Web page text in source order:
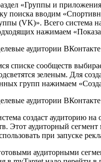
«Группы и
поиска вводим
(VK)». Всего система
нажимаем
списке сообществ
зеленым. Для
групп нажимаем
создаст аудиторию
Этот аудиторный
при запуске
аудиторными